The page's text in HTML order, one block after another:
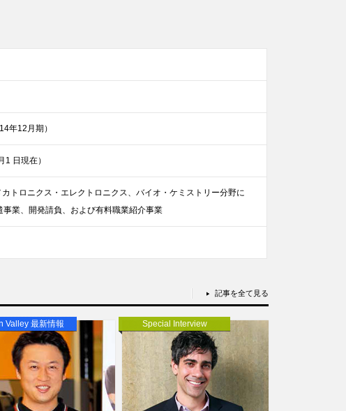
年12月期）
日現在）
カトロニクス・エレクトロニクス、バイオ・ケミストリー分野に
事業、開発請負、および有料職業紹介事業
記事を全て見る
Valley 最新情報 Special Interview